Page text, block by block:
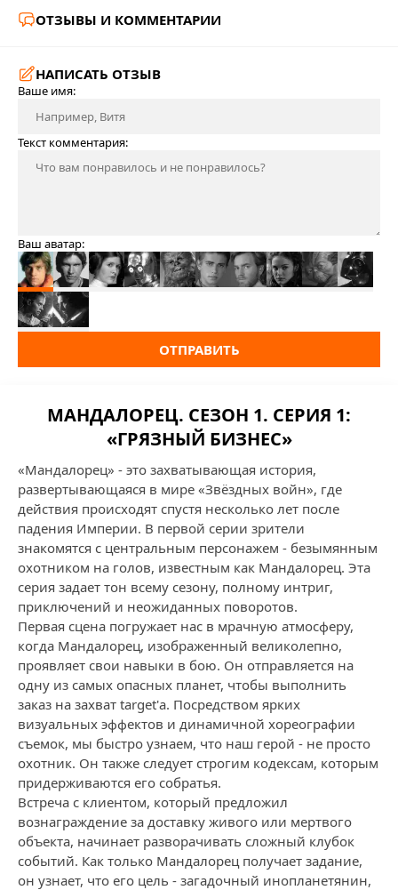
ОТЗЫВЫ И КОММЕНТАРИИ
НАПИСАТЬ ОТЗЫВ
Ваше имя:
Текст комментария:
Ваш аватар:
ОТПРАВИТЬ
МАНДАЛОРЕЦ. СЕЗОН 1. СЕРИЯ 1:
«ГРЯЗНЫЙ БИЗНЕС»
«Мандалорец» - это захватывающая история,
развертывающаяся в мире «Звёздных войн», где
действия происходят спустя несколько лет после
падения Империи. В первой серии зрители
знакомятся с центральным персонажем - безымянным
охотником на голов, известным как Мандалорец. Эта
серия задает тон всему сезону, полному интриг,
приключений и неожиданных поворотов.
Первая сцена погружает нас в мрачную атмосферу,
когда Мандалорец, изображенный великолепно,
проявляет свои навыки в бою. Он отправляется на
одну из самых опасных планет, чтобы выполнить
заказ на захват target'а. Посредством ярких
визуальных эффектов и динамичной хореографии
съемок, мы быстро узнаем, что наш герой - не просто
охотник. Он также следует строгим кодексам, которым
придерживаются его собратья.
Встреча с клиентом, который предложил
вознаграждение за доставку живого или мертвого
объекта, начинает разворачивать сложный клубок
событий. Как только Мандалорец получает задание,
он узнает, что его цель - загадочный инопланетянин,